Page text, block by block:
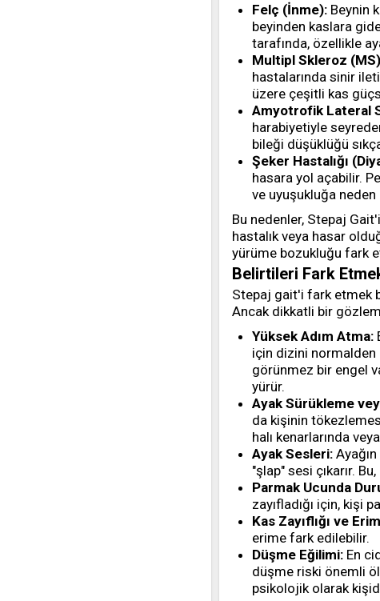
Felç (İnme): Beynin
beyinden kaslara
tarafında, özellikle
Multipl Skleroz
hastalarında sinir
üzere çeşitli kas
Amyotrofik Lateral
harabiyetiyle
bileği düşüklüğü
Şeker Hastalığı
hasara yol açabilir.
ve uyuşukluğa neden
Bu nedenler, Stepaj
hastalık veya hasar
yürüme bozukluğu fark
Belirtileri Fark
Stepaj gait'i fark etmek
Ancak dikkatli bir
Yüksek Adım Atma:
için dizini normalden
görünmez bir engel
yürür.
Ayak Sürükleme
da kişinin
halı kenarlarında
Ayak Sesleri:
"şlap" sesi çıkarır.
Parmak Ucunda
zayıfladığı için, kişi
Kas Zayıflığı ve
erime fark edilebilir.
Düşme Eğilimi: En
düşme riski önemli
psikolojik olarak